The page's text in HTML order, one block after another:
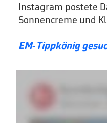
Instagram postete
Sonnencreme und
EM-Tippkönig